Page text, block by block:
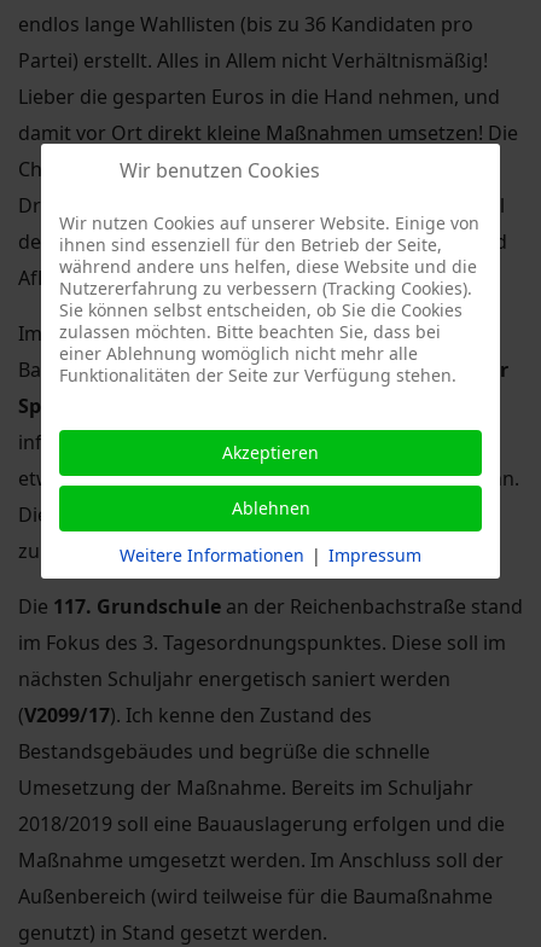
endlos lange Wahllisten (bis zu 36 Kandidaten pro
Partei) erstellt. Alles in Allem nicht Verhältnismäßig!
Lieber die gesparten Euros in die Hand nehmen, und
damit vor Ort direkt kleine Maßnahmen umsetzen! Die
Chance hat Rot Rot Grün verspielt - zumindest in
Dresden Plauen wollen die Mehrheit die direkte Wahl
der Ortsbeiräte, entgegen der Stimmen von CDU und
AfD.
Im 2. Tagesordnungspunkt wurden wir von der
Baumaßname desNeubaus Funktionsgebäudes der
Sportanlage Stuttgarter Straße (V2096/17)
informiert. Es wird endlich Zeit, dass an dieser Stelle
etwas passiert und die Containerlösung weichen kann.
Diesem Vorhaben stimme der Ortsbeirat einstimmig
zu.
Die 117. Grundschule an der Reichenbachstraße stand
im Fokus des 3. Tagesordnungspunktes. Diese soll im
nächsten Schuljahr energetisch saniert werden
(V2099/17). Ich kenne den Zustand des
Bestandsgebäudes und begrüße die schnelle
Umesetzung der Maßnahme. Bereits im Schuljahr
2018/2019 soll eine Bauauslagerung erfolgen und die
Maßnahme umgesetzt werden. Im Anschluss soll der
Außenbereich (wird teilweise für die Baumaßnahme
genutzt) in Stand gesetzt werden.
Wir benutzen Cookies
Wir nutzen Cookies auf unserer Website. Einige von
ihnen sind essenziell für den Betrieb der Seite,
während andere uns helfen, diese Website und die
Nutzererfahrung zu verbessern (Tracking Cookies).
Sie können selbst entscheiden, ob Sie die Cookies
zulassen möchten. Bitte beachten Sie, dass bei
einer Ablehnung womöglich nicht mehr alle
Funktionalitäten der Seite zur Verfügung stehen.
Akzeptieren
Ablehnen
Weitere Informationen | Impressum